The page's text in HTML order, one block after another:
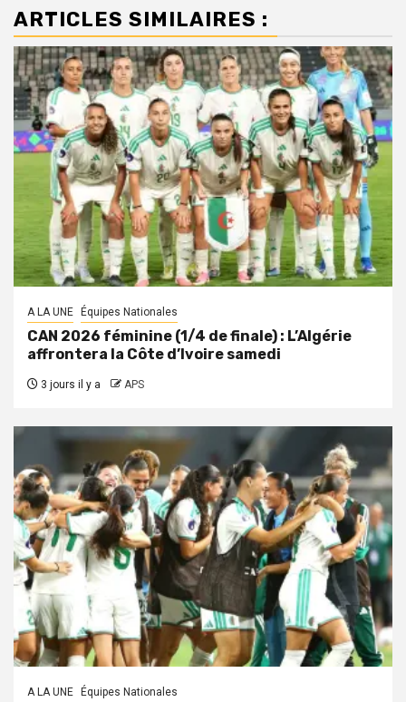
ARTICLES SIMILAIRES :
A LA UNE Équipes Nationales
CAN 2026 féminine (1/4 de finale) : L’Algérie
affrontera la Côte d’Ivoire samedi
3 jours il y a APS
A LA UNE Équipes Nationales